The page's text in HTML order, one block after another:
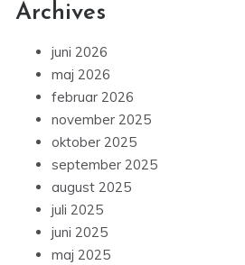
Archives
juni 2026
maj 2026
februar 2026
november 2025
oktober 2025
september 2025
august 2025
juli 2025
juni 2025
maj 2025